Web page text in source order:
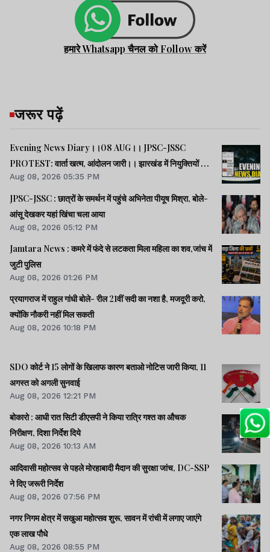
हमारे Whatsapp चैनल को Follow करें
जरूर पढ़ें
Evening News Diary।।08 AUG।। JPSC-JSSC
PROTEST: वार्ता खत्म, आंदोलन जारी।। झारखंड में नियुक्तियों में
भ्रष्टाचार-01: विधानसभा से हुई शुरूआत।। महिला आरक्षण कानून
लागू में देर क्यों -राहुल।। समेत अन्य खबरें व वीडियो।।
Aug 08, 2026 05:35 PM
JPSC-JSSC : छात्रों के समर्थन में पहुंचे अभिनेता पीयूष मिश्रा, बोले-
आंसू देखकर यहां खिंचा चला आया
Aug 08, 2026 05:12 PM
Jamtara News : कमरे में फंदे से लटकता मिला महिला का शव,जांच में
जुटी पुलिस
Aug 08, 2026 01:26 PM
प्रयागराज में राहुल गांधी बोले- रील 21वीं सदी का नशा है, मजदूरी करो,
क्योंकि नौकरी नहीं मिल सकती
Aug 08, 2026 10:18 PM
SDO कोर्ट ने 15 लोगों के खिलाफ कारण बताओ नोटिस जारी किया, 11
अगस्त को अगली सुनवाई
Aug 08, 2026 12:21 PM
बोकारो : आधी रात सिटी डीएसपी ने किया रात्रि गश्त का औचक
निरीक्षण, दिशा निर्देश दिये
Aug 08, 2026 10:13 AM
आदिवासी महोत्सव से पहले मोरहाबादी मैदान की सुरक्षा जांच, DC-SSP
ने दिए जरूरी निर्देश
Aug 08, 2026 07:56 PM
नगर निगम क्षेत्र में सखुआ महोत्सव शुरू, सावन में रांची में लगाए जाएंगे
एक लाख पौधे
Aug 08, 2026 08:55 PM